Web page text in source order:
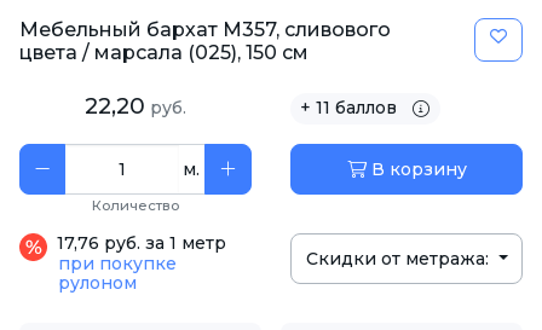
Мебельный бархат M357, сливового
цвета / марсала (025), 150 см
22,20 руб. + 11 баллов
м.
Количество
В корзину
17,76 руб. за 1 метр
при покупке
рулоном
Скидки от метража: